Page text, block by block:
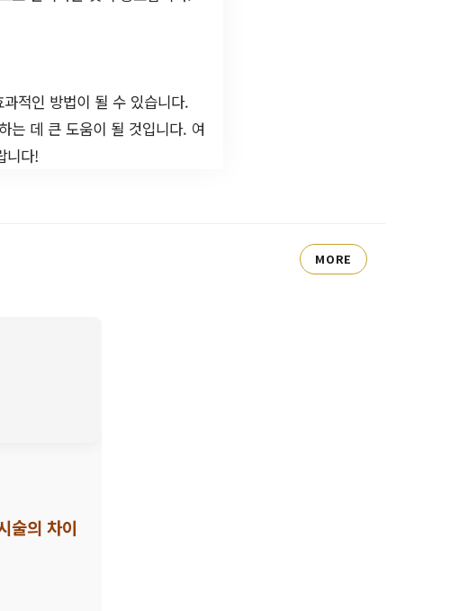
적인 방법이 될 수 있습니다.
는 데 큰 도움이 될 것입니다. 여
니다!
MORE
술의 차이